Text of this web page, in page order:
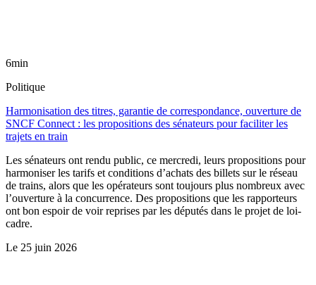
6min
Politique
Harmonisation des titres, garantie de correspondance, ouverture de
SNCF Connect : les propositions des sénateurs pour faciliter les
trajets en train
Les sénateurs ont rendu public, ce mercredi, leurs propositions pour
harmoniser les tarifs et conditions d’achats des billets sur le réseau
de trains, alors que les opérateurs sont toujours plus nombreux avec
l’ouverture à la concurrence. Des propositions que les rapporteurs
ont bon espoir de voir reprises par les députés dans le projet de loi-
cadre.
Le 25 juin 2026